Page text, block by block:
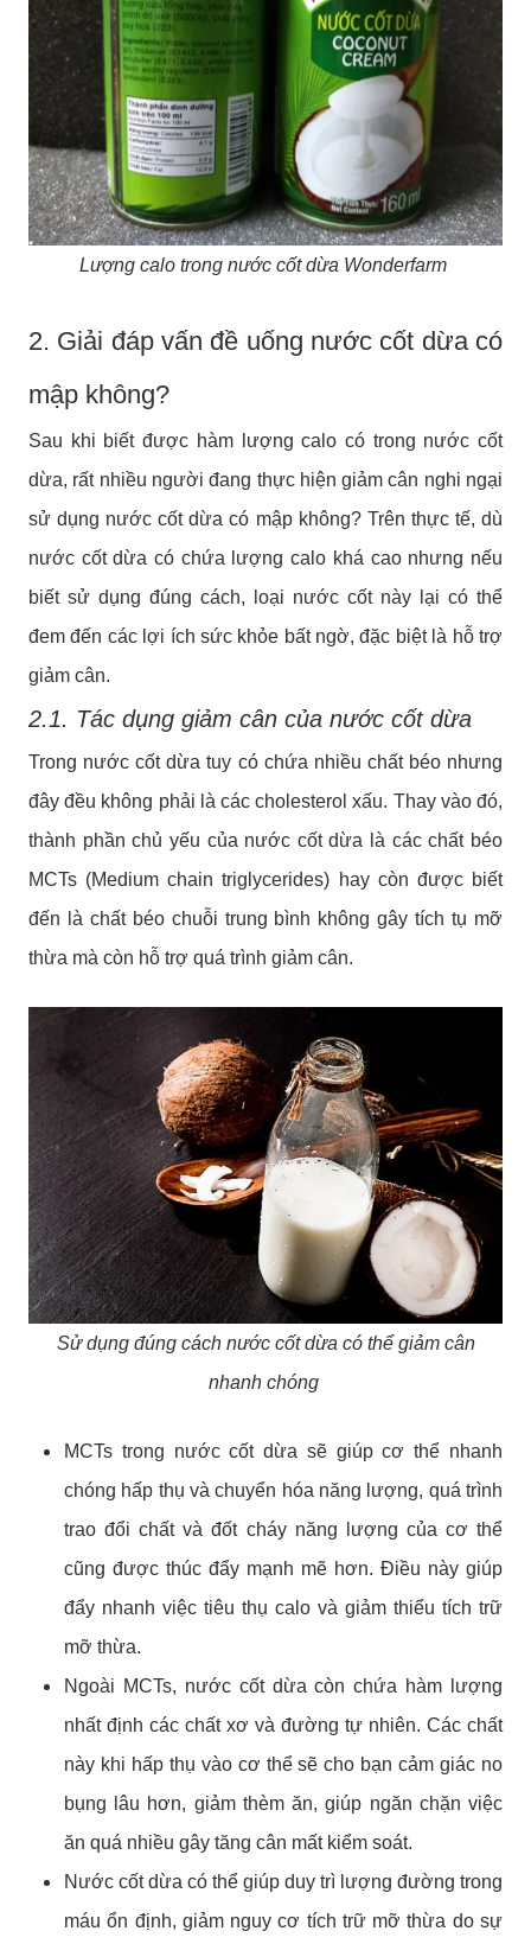
Lượng calo trong nước cốt dừa Wonderfarm
2. Giải đáp vấn đề uống nước cốt dừa có
mập không?
Sau khi biết được hàm lượng calo có trong nước cốt
dừa, rất nhiều người đang thực hiện giảm cân nghi ngại
sử dụng nước cốt dừa có mập không? Trên thực tế, dù
nước cốt dừa có chứa lượng calo khá cao nhưng nếu
biết sử dụng đúng cách, loại nước cốt này lại có thể
đem đến các lợi ích sức khỏe bất ngờ, đặc biệt là hỗ trợ
giảm cân.
2.1. Tác dụng giảm cân của nước cốt dừa
Trong nước cốt dừa tuy có chứa nhiều chất béo nhưng
đây đều không phải là các cholesterol xấu. Thay vào đó,
thành phần chủ yếu của nước cốt dừa là các chất béo
MCTs (Medium chain triglycerides) hay còn được biết
đến là chất béo chuỗi trung bình không gây tích tụ mỡ
thừa mà còn hỗ trợ quá trình giảm cân.
Sử dụng đúng cách nước cốt dừa có thể giảm cân
nhanh chóng
MCTs trong nước cốt dừa sẽ giúp cơ thể nhanh
chóng hấp thụ và chuyển hóa năng lượng, quá trình
trao đổi chất và đốt cháy năng lượng của cơ thể
cũng được thúc đẩy mạnh mẽ hơn. Điều này giúp
đẩy nhanh việc tiêu thụ calo và giảm thiểu tích trữ
mỡ thừa.
Ngoài MCTs, nước cốt dừa còn chứa hàm lượng
nhất định các chất xơ và đường tự nhiên. Các chất
này khi hấp thụ vào cơ thể sẽ cho bạn cảm giác no
bụng lâu hơn, giảm thèm ăn, giúp ngăn chặn việc
ăn quá nhiều gây tăng cân mất kiểm soát.
Nước cốt dừa có thể giúp duy trì lượng đường trong
máu ổn định, giảm nguy cơ tích trữ mỡ thừa do sự